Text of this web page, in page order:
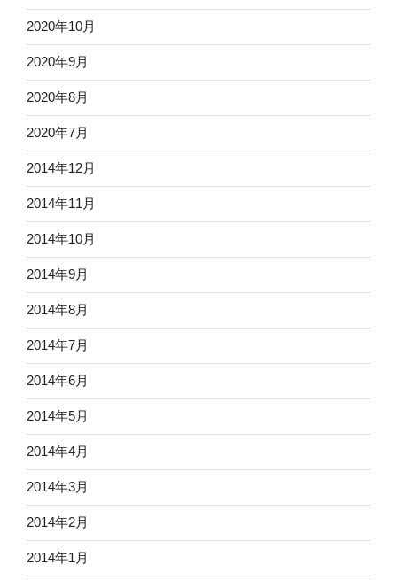
2020年10月
2020年9月
2020年8月
2020年7月
2014年12月
2014年11月
2014年10月
2014年9月
2014年8月
2014年7月
2014年6月
2014年5月
2014年4月
2014年3月
2014年2月
2014年1月